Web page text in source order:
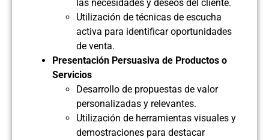
las necesidades y deseos del cliente.
Utilización de técnicas de escucha
activa para identificar oportunidades
de venta.
Presentación Persuasiva de Productos o
Servicios
Desarrollo de propuestas de valor
personalizadas y relevantes.
Utilización de herramientas visuales y
demostraciones para destacar